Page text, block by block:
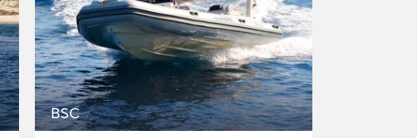
BSC